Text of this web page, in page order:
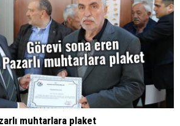
muhtarlara plaket